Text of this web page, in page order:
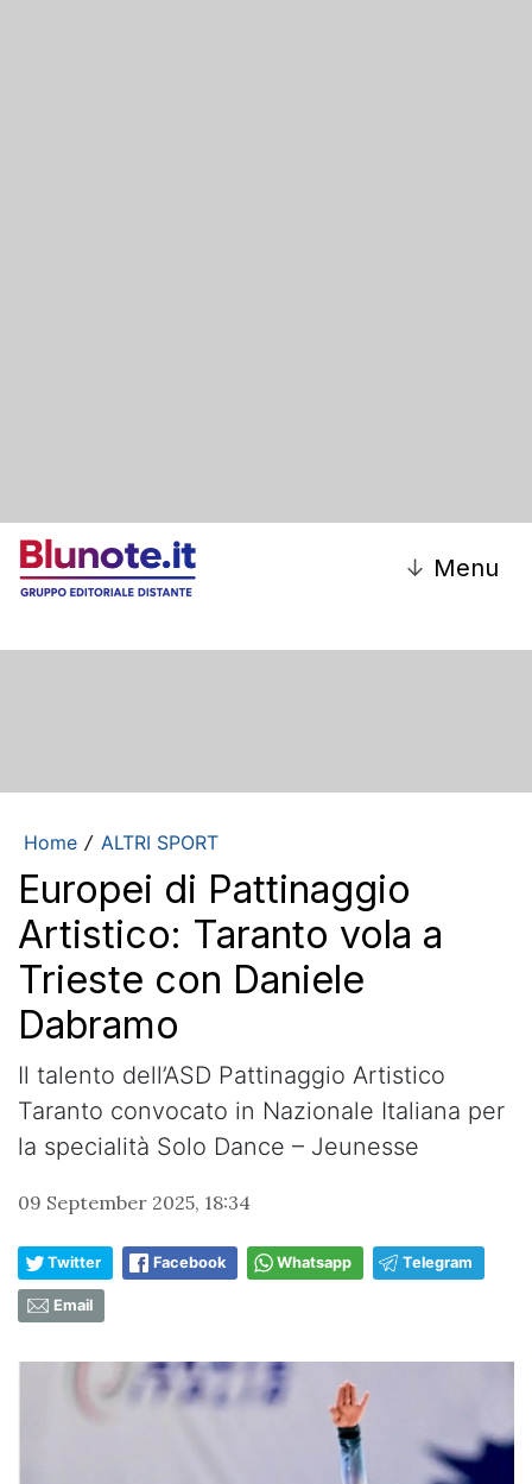
↓ Menu
Home / ALTRI SPORT
Europei di Pattinaggio
Artistico: Taranto vola a
Trieste con Daniele
Dabramo
Il talento dell’ASD Pattinaggio Artistico
Taranto convocato in Nazionale Italiana per
la specialità Solo Dance – Jeunesse
09 September 2025, 18:34
Twitter Facebook Whatsapp Telegram
Email